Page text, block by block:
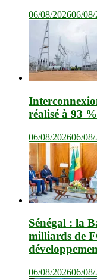
06/08/202606/
réalisé à 93 %
06/08/202606/
Sénégal : la
milliards de
06/08/202606/